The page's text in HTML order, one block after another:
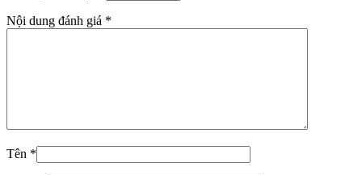
Nội dung đánh giá *
Tên *